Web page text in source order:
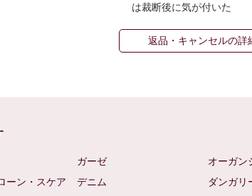
は裁断後に気が付いた
返品・キャンセルの詳
ガーゼ
オーガン
ーン・スケア
デニム
ダンガリ